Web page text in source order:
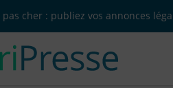
pas cher : publiez vos annonces